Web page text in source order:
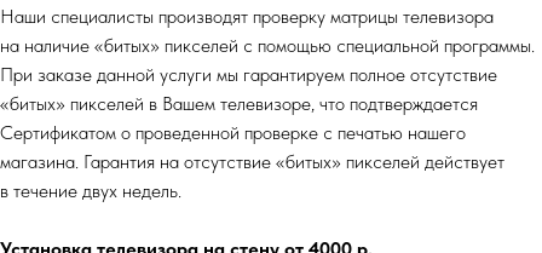
Наши специалисты производят проверку матрицы телевизора
на наличие «битых» пикселей с помощью специальной программы.
При заказе данной услуги мы гарантируем полное отсутствие
«битых» пикселей в Вашем телевизоре, что подтверждается
Сертификатом о проведенной проверке с печатью нашего
магазина. Гарантия на отсутствие «битых» пикселей действует
в течение двух недель.